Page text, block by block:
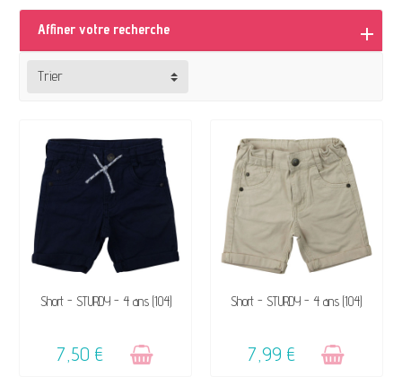
Affiner votre recherche
Trier
VENDU, VICTIME DE SON
Short - STURDY - 4 ans (104)
7,50 €
VENDU, VICTIME DE SON
Short - STURDY - 4 ans (104)
7,99 €